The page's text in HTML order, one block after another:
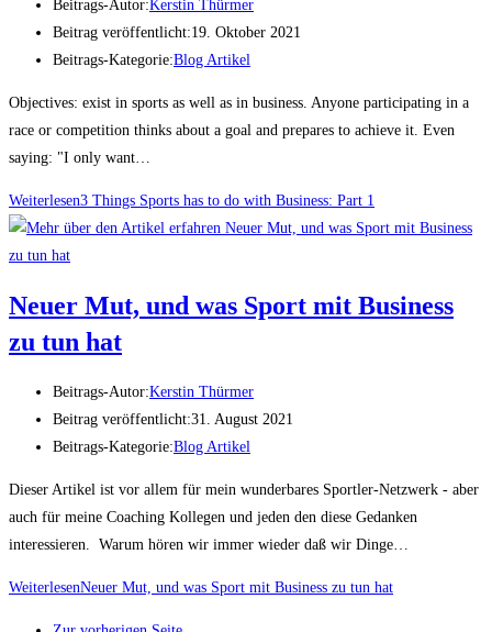
Beitrags-Autor:Kerstin Thürmer
Beitrag veröffentlicht:19. Oktober 2021
Beitrags-Kategorie:Blog Artikel
Objectives: exist in sports as well as in business. Anyone participating in a
race or competition thinks about a goal and prepares to achieve it. Even
saying: "I only want…
Weiterlesen3 Things Sports has to do with Business: Part 1
Neuer Mut, und was Sport mit Business
zu tun hat
Beitrags-Autor:Kerstin Thürmer
Beitrag veröffentlicht:31. August 2021
Beitrags-Kategorie:Blog Artikel
Dieser Artikel ist vor allem für mein wunderbares Sportler-Netzwerk - aber
auch für meine Coaching Kollegen und jeden den diese Gedanken
interessieren. Warum hören wir immer wieder daß wir Dinge…
WeiterlesenNeuer Mut, und was Sport mit Business zu tun hat